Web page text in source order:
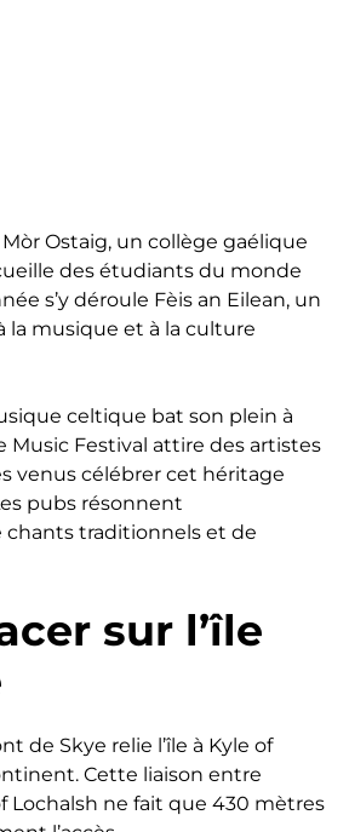
Mòr Ostaig, un collège gaélique
des étudiants du monde
s’y déroule Fèis an Eilean, un
la musique et à la culture
celtique bat son plein à
Music Festival attire des artistes
venus célébrer cet héritage
pubs résonnent
traditionnels et de
sur l’île
de Skye relie l’île à Kyle of
Cette liaison entre
Lochalsh ne fait que 430 mètres